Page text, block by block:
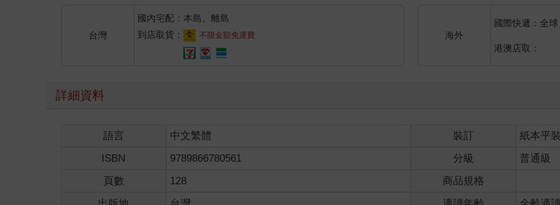
台灣
國內宅配：本島、離島
到店取貨：
不限金額免運費 海外
國際快遞：全球
港澳店取：
詳細資料
語言 中文繁體 裝訂
紙本平裝
ISBN
9789866780561 分級
普通級
頁數
128
商品規格